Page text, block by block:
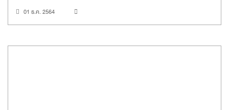
เปลี่ยนโลกถัดจากนี้ไปแบบก้าวกระโดด
01 ธ.ค. 2564